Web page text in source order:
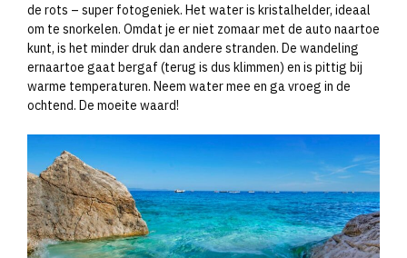
de rots – super fotogeniek. Het water is kristalhelder, ideaal
om te snorkelen. Omdat je er niet zomaar met de auto naartoe
kunt, is het minder druk dan andere stranden. De wandeling
ernaartoe gaat bergaf (terug is dus klimmen) en is pittig bij
warme temperaturen. Neem water mee en ga vroeg in de
ochtend. De moeite waard!